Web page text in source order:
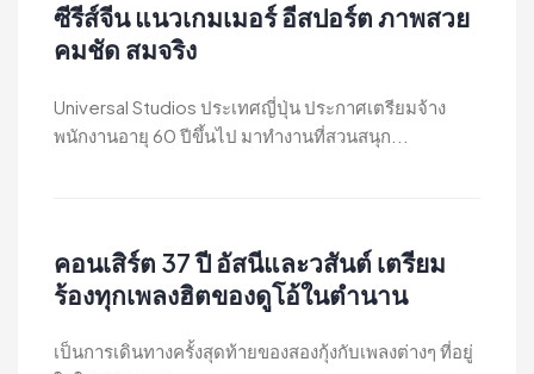
ซีรีส์จีน แนวเกมเมอร์ อีสปอร์ต ภาพสวย
คมชัด สมจริง
Universal Studios ประเทศญี่ปุ่น ประกาศเตรียมจ้าง
พนักงานอายุ 60 ปีขึ้นไป มาทำงานที่สวนสนุก...
คอนเสิร์ต 37 ปี อัสนีและวสันต์ เตรียม
ร้องทุกเพลงฮิตของดูโอ้ในตำนาน
เป็นการเดินทางครั้งสุดท้ายของสองกุ้งกับเพลงต่างๆ ที่อยู่